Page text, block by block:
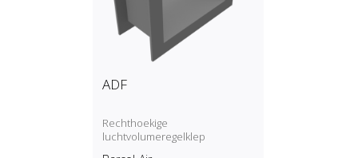
ADF
Rechthoekige
luchtvolumeregelklep